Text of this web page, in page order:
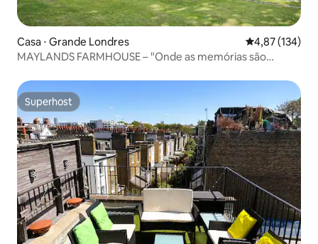
Casa ⋅ Grande Londres 4,87 de uma
4,87 (134)
MAYLANDS FARMHOUSE – "Onde as memórias são
Superhost
Superhost